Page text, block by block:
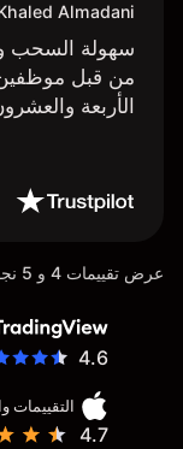
Almadani
سهولة السحب
من قبل موظفين
الأربعة
عرض تقييمات 4 و 5 نجوم
4.6
التقييمات
4.7